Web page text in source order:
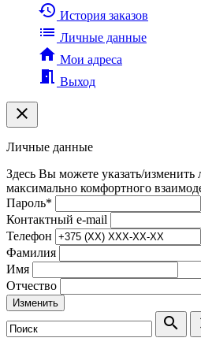
history История заказов
list Личные данные
home Мои адреса
meeting_room Выход
clear
Личные данные
Здесь Вы можете указать/
максимально комфортного
Пароль*
Контактный e-mail
Телефон
Фамилия
Имя
Отчество
Изменить
search